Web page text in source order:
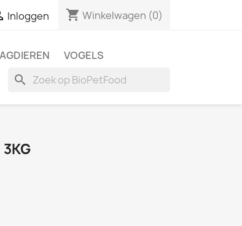
Inloggen shopping_cart Winkelwagen (0)
VOGELS
search